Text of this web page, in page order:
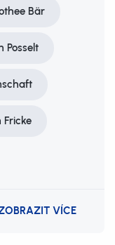
Bär
Posselt
Fricke
VÍCE